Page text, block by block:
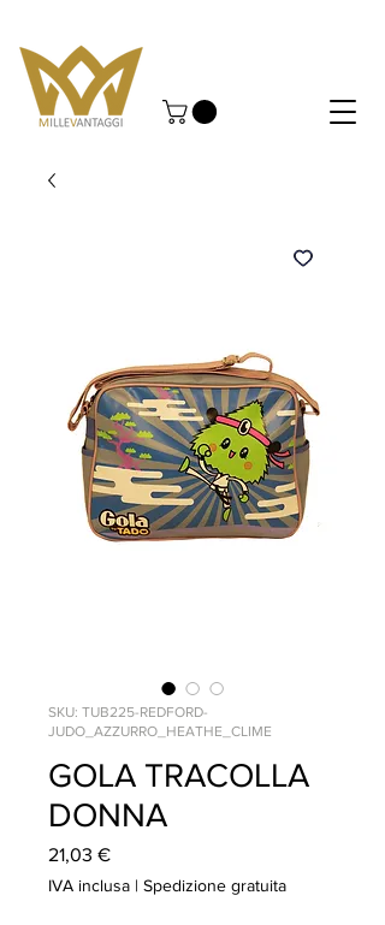
SKU: TUB225-REDFORD-
JUDO_AZZURRO_HEATHE_CLIME
GOLA TRACOLLA
DONNA
21,03 €Prezzo
IVA inclusa | Spedizione gratuita